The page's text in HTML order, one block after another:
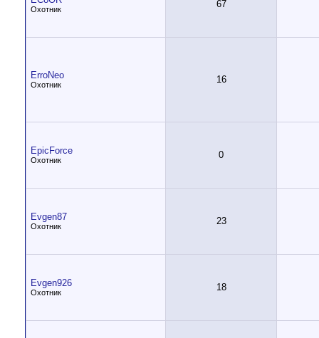
Охотник 67
ErroNeo
Охотник 16
EpicForce
Охотник 0
Evgen87
Охотник 23
Evgen926
Охотник 18